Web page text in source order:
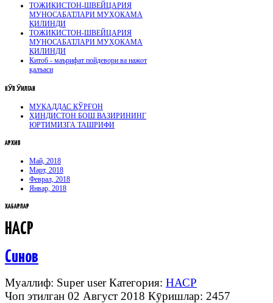
ТОЖИКИСТОН-ШВЕЙЦАРИЯ
МУНОСАБАТЛАРИ МУҲОКАМА
ҚИЛИНДИ
ТОЖИКИСТОН-ШВЕЙЦАРИЯ
МУНОСАБАТЛАРИ МУҲОКАМА
ҚИЛИНДИ
Китоб - маърифат пойдевори ва нажот
қалъаси
КӮП ӮҚИЛГАН
МУҚАДДАС ҚЎРҒОН
ҲИНДИСТОН БОШ ВАЗИРИНИНГ
ЮРТИМИЗГА ТАШРИФИ
АРХИВ
Май, 2018
Март, 2018
Феврал, 2018
Январ, 2018
ХАБАРЛАР
НАСР
Синов
Муаллиф: Super userКатегория: НАСР
Чоп этилган 02 Август 2018 Кӯришлар: 2457